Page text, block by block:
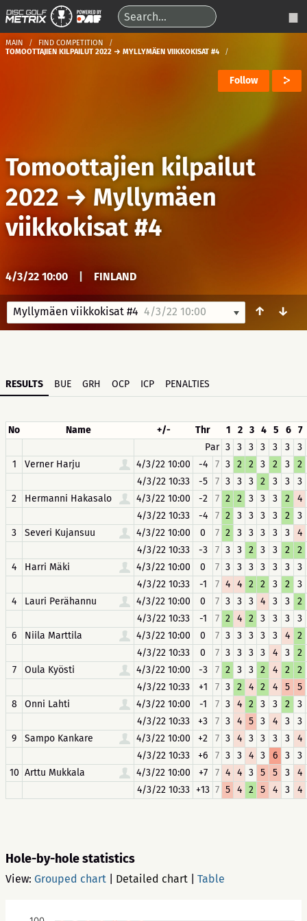
MAIN
FIND COMPETITION
TOMOOTTAJIEN KILPAILUT 2022 → MYLLYMÄEN VIIKKOKISAT #4
Follow
Tomoottajien kilpailut
2022→ Myllymäen
viikkokisat #4
4/3/22 10:00 FINLAND
Myllymäen viikkokisat #4 4/3/22 10:00 ↑ ↓
RESULTS BUE GRH OCP ICP PENALTIES
No Name +/- Thr 1 2 3 4 5 6 7
Par 3 3 3 3 3 3
3
1
Verner Harju 4/3/22 10:00 -4 7 3 2 2 3 2 3
2
4/3/22 10:33
-5 7 3 3 3 2 3 3
3
2
Hermanni Hakasalo 4/3/22 10:00 -2 7 2 2 3 3 3 2
4
4/3/22 10:33
-4 7 2 3 3 3 3 2
3
3
Severi Kujansuu 4/3/22 10:00 0 7 2 3 3 3 3 3
4
4/3/22 10:33
-3 7 3 3 2 3 3 2
2
4
Harri Mäki 4/3/22 10:00 0 7 3 3 3 3 3 3
3
4/3/22 10:33
-1 7 4 4 2 2 3 2
3
4
Lauri Perähannu 4/3/22 10:00 0 7 3 3 3 4 3 3
2
4/3/22 10:33
-1 7 2 4 2 3 3 3
3
6
Niila Marttila 4/3/22 10:00 0 7 3 3 3 3 3 4
2
4/3/22 10:33
0 7 3 3 3 3 4 3
2
7
Oula Kyösti 4/3/22 10:00 -3 7 2 3 3 2 4 2
2
4/3/22 10:33
+1 7 3 2 4 2 4 5
5
8
Onni Lahti 4/3/22 10:00 -1 7 3 4 2 3 3 2
3
4/3/22 10:33
+3 7 3 4 5 3 4 3
3
9
Sampo Kankare 4/3/22 10:00 +2 7 3 4 3 3 3 3
4
4/3/22 10:33
+6 7 3 3 4 3 6 3
3
10 Arttu Mukkala 4/3/22 10:00 +7 7 4 4 3 5 5 3
4
4/3/22 10:33 +13 7 5 4 2 5 4 3 4
Hole-by-hole statistics
View: Grouped chart Detailed chart Table